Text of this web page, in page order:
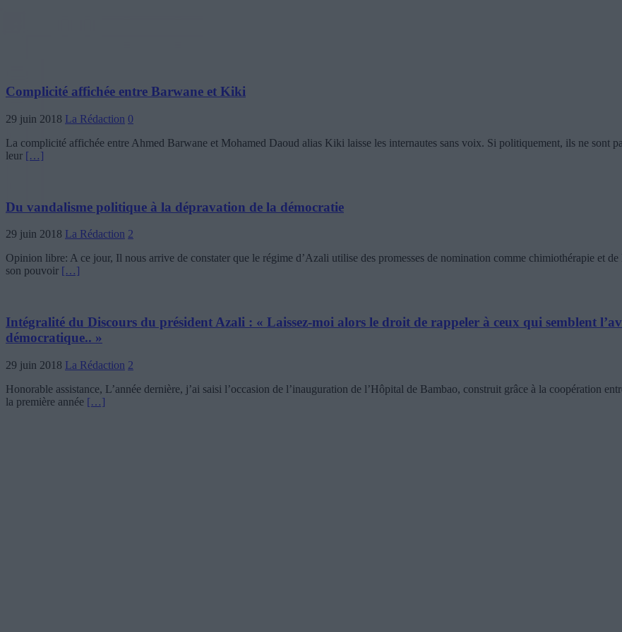
Complicité affichée entre Barwane et Kiki
29 juin 2018 La Rédaction 0
La complicité affichée entre Ahmed Barwane et Mohamed Daoud alias Kiki laisse les internautes sans voix. Si politiquement, ils ne sont
leur […]
Du vandalisme politique à la dépravation de la démocratie
29 juin 2018 La Rédaction 2
Opinion libre: A ce jour, Il nous arrive de constater que le régime d’Azali utilise des promesses de nomination comme chimiothérapie et
son pouvoir […]
Intégralité du Discours du président Azali : « Laissez-moi alors le droit de rappeler à ceux qui semblent
démocratique.. »
29 juin 2018 La Rédaction 2
Honorable assistance, L’année dernière, j’ai saisi l’occasion de l’inauguration de l’Hôpital de Bambao, construit grâce à la coopération
la première année […]